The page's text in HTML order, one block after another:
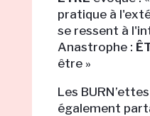
pratique à
se ressent à
Anastrophe :
être »
Les
également